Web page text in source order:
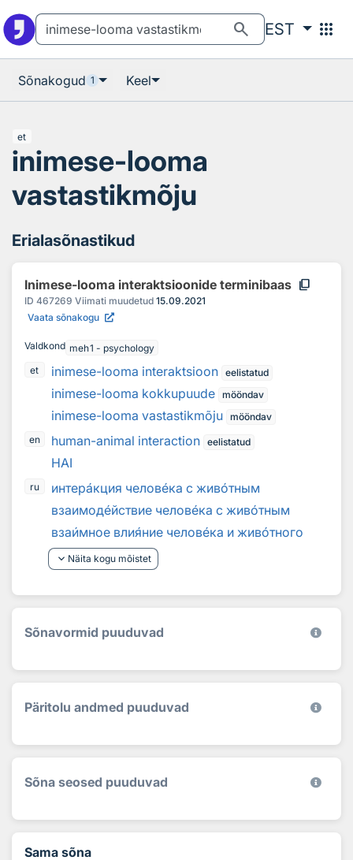
search EST apps
Sõnakogud 1 Keel
et
inimese-looma
vastastikmõju
Erialasõnastikud
Inimese-looma interaktsioonide terminibaas content_copy
ID 467269 Viimati muudetud 15.09.2021
Vaata sõnakogu
Valdkond meh1 - psychology
et
inimese-looma interaktsioon eelistatud
inimese-looma kokkupuude mööndav
inimese-looma vastastikmõju mööndav
en
human-animal interaction eelistatud
HAI
ru интеракция человека с животным
взаимодействие человека с животным
взаимное влияние человека и животного
keyboard_arrow_down Näita kogu mõistet
Sõnavormid puuduvad
Päritolu andmed puuduvad
Sõna seosed puuduvad
Sama sõna